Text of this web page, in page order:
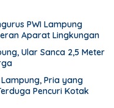
PWI Lampung
Aparat Lingkungan
Ular Sanca 2,5 Meter
Pria yang
Pencuri Kotak